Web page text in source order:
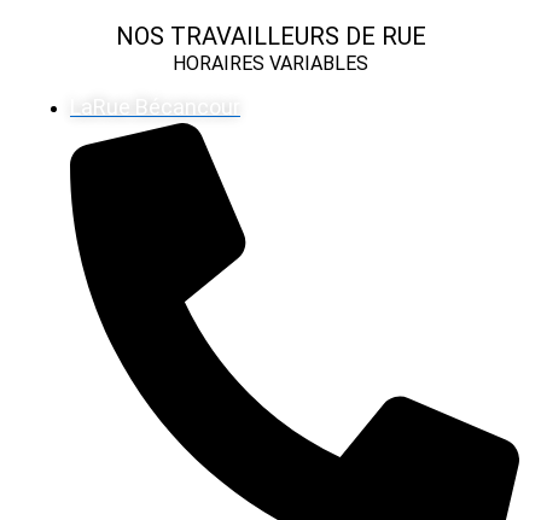
NOS TRAVAILLEURS DE RUE
HORAIRES VARIABLES
LaRue Bécancour